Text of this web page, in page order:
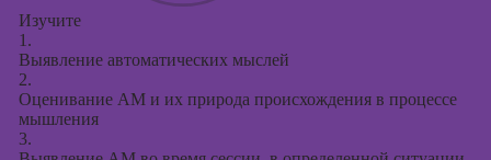
Изучите
1.
Выявление автоматических мыслей
2.
Оценивание АМ и их природа происхождения в процессе
мышления
3.